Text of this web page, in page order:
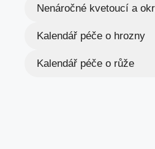
Nenáročné kvetoucí a
Kalendář péče o hrozny
Kalendář péče o růže